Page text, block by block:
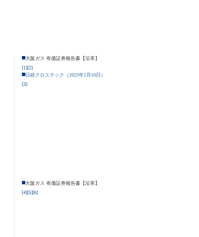
大阪ガス 有価証券報告書【沿革】
[1][2]
日経クロステック（2023年2月10日）
[3]
大阪ガス 有価証券報告書【沿革】
[4][5][6]